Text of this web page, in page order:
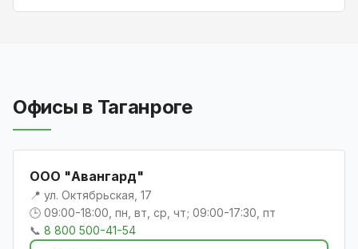
Офисы в Таганроге
ООО "Авангард"
📍 ул. Октябрьская, 17
🕒 09:00-18:00, пн, вт, ср, чт; 09:00-17:30, пт
📞 8 800 500-41-54